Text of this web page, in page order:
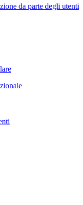
da parte degli utenti